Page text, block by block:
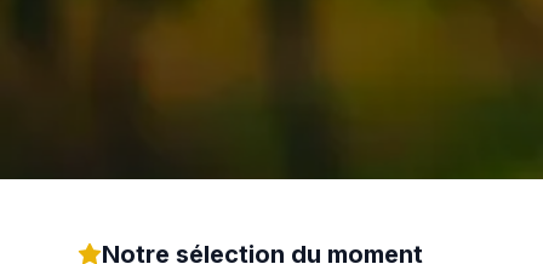
Notre sélection du moment